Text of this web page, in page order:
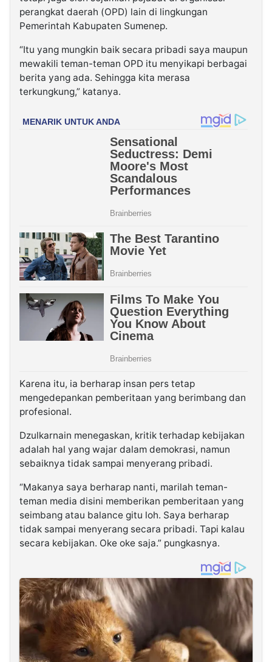
perangkat daerah (OPD) lain di lingkungan
Pemerintah Kabupaten Sumenep.
“Itu yang mungkin baik secara pribadi saya maupun
mewakili teman-teman OPD itu menyikapi berbagai
berita yang ada. Sehingga kita merasa
terkungkung,” katanya.
Karena itu, ia berharap insan pers tetap
mengedepankan pemberitaan yang berimbang dan
profesional.
Dzulkarnain menegaskan, kritik terhadap kebijakan
adalah hal yang wajar dalam demokrasi, namun
sebaiknya tidak sampai menyerang pribadi.
“Makanya saya berharap nanti, marilah teman-
teman media disini memberikan pemberitaan yang
seimbang atau balance gitu loh. Saya berharap
tidak sampai menyerang secara pribadi. Tapi kalau
secara kebijakan. Oke oke saja.” pungkasnya.